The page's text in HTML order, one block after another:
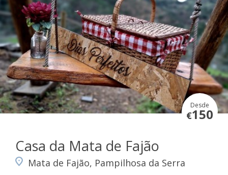
Desde
€150
Casa da Mata de Fajão
Mata de Fajão, Pampilhosa da Serra